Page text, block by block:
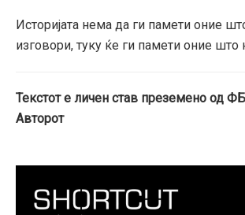
Историјата нема да ги памети оние
изговори, туку ќе ги памети оние што
Текстот е личен став преземено од
Авторот